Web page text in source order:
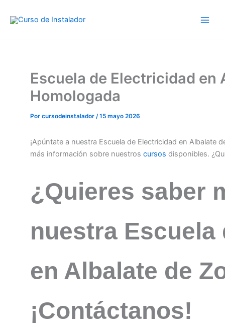
Escuela de Electricidad en
Homologada
Por cursodeinstalador /15 mayo 2026
¡Apúntate a nuestra Escuela de Electricidad en Albalate
más información sobre nuestros cursos disponibles.
¿Quieres saber
nuestra
en Albalate de
¡Contáctanos!